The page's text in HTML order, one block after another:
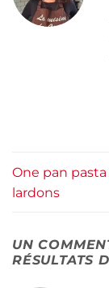
One pan
lardons
UN
RÉSULTATS